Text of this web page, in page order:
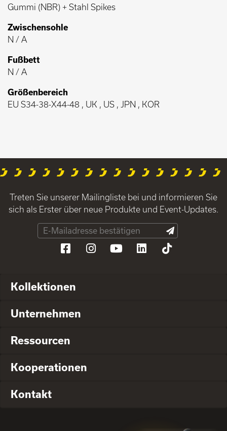
Gummi (NBR) + Stahl Spikes
Zwischensohle
N / A
Fußbett
N / A
Größenbereich
EU S34-38-X44-48 , UK , US , JPN , KOR
Treten Sie unserer Mailingliste bei und informieren Sie
sich als Erster über neue Produkte und Event-Updates.
Kollektionen
Unternehmen
Ressourcen
Kooperationen
Kontakt